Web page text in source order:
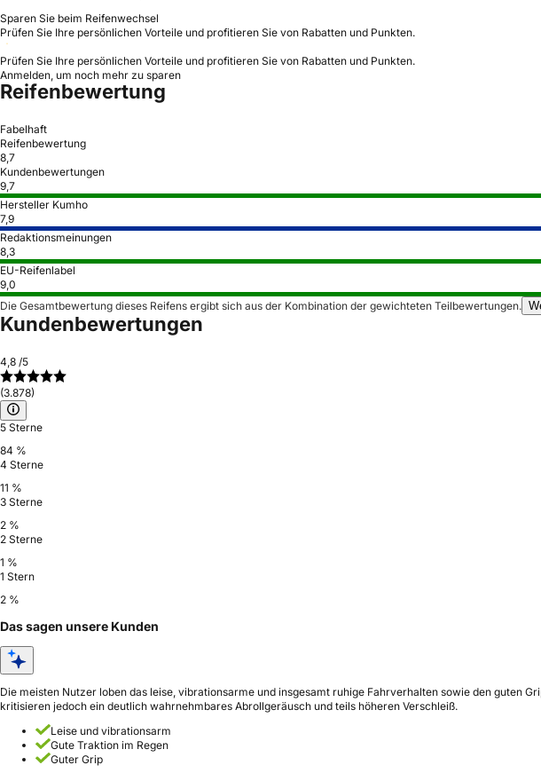
Sparen Sie beim Reifenwechsel
Prüfen Sie Ihre persönlichen Vorteile und profitieren Sie von Rabatten und Punkten.
Prüfen Sie Ihre persönlichen Vorteile und profitieren Sie von Rabatten und Punkten.
Anmelden, um noch mehr zu sparen
Reifenbewertung
Fabelhaft
Reifenbewertung
8,7
Kundenbewertungen
9,7
Hersteller Kumho
7,9
Redaktionsmeinungen
8,3
EU-Reifenlabel
9,0
Die Gesamtbewertung dieses Reifens ergibt sich aus der Kombination der gewichteten Teilbewertungen.
Kundenbewertungen
4,8 /5
(3.878)
5 Sterne
84 %
4 Sterne
11 %
3 Sterne
2 %
2 Sterne
1 %
1 Stern
2 %
Das sagen unsere Kunden
Die meisten Nutzer loben das leise, vibrationsarme und insgesamt ruhige Fahrverhalten sowie den guten
kritisieren jedoch ein deutlich wahrnehmbares Abrollgeräusch und teils höheren Verschleiß.
Leise und vibrationsarm
Gute Traktion im Regen
Guter Grip